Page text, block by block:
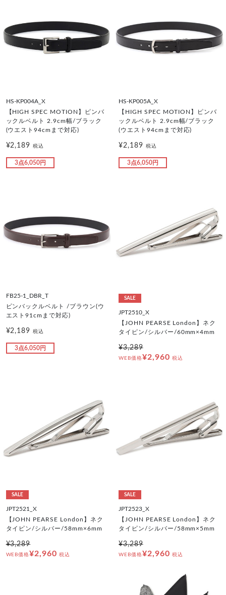
HS-KP004A_X
【HIGH SPEC MOTION】ピンバ
ックルベルト 2.9cm幅/ブラック
(ウエスト94cmまで対応)
¥2,189税込
3点6,050円
HS-KP005A_X
【HIGH SPEC MOTION】ピンバ
ックルベルト 2.9cm幅/ブラック
(ウエスト94cmまで対応)
¥2,189 税込
3点6,050円
FB25-1_DBR_T
ピンバックルベルト /ブラウン(ウ
エスト91cmまで対応)
¥2,189税込
3点6,050円
SALE
JPT2510_X
【JOHN PEARSE London】ネク
タイピン/シルバー/60mm×4mm
¥3,289
WEB価格¥2,960 税込
SALE
JPT2521_X
【JOHN PEARSE London】ネク
タイピン/シルバー/58mm×6mm
¥3,289
WEB価格¥2,960 税込
SALE
JPT2523_X
【JOHN PEARSE London】ネク
タイピン/シルバー/58mm×5mm
¥3,289
WEB価格¥2,960 税込